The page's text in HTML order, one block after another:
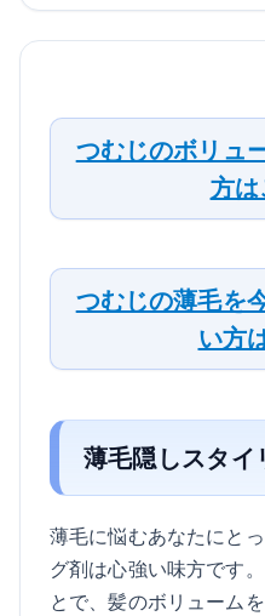
つむじのボリュ
方は
つむじの薄毛を
い方
薄毛隠しスタイ
薄毛に悩むあなたにと
グ剤は心強い味方です
とで、髪のボリューム